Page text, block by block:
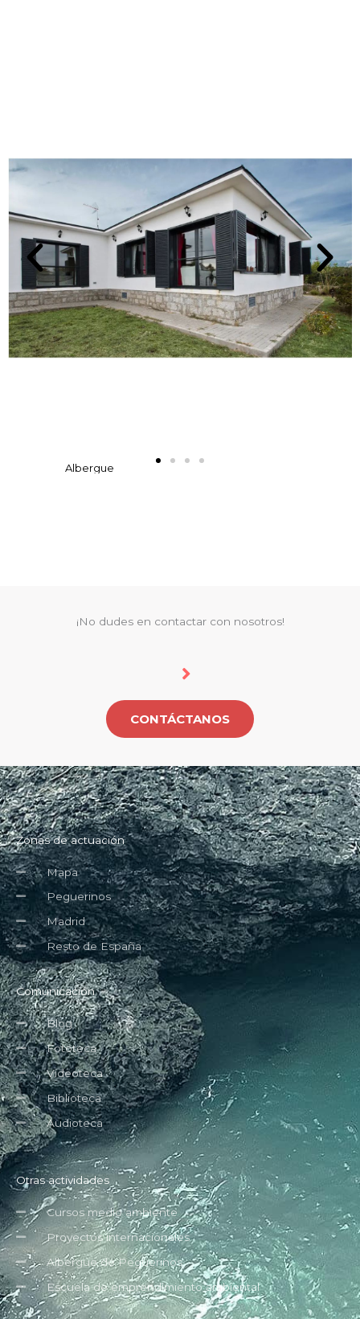
Albergue
desde fuera
¡No dudes en contactar con nosotros!
CONTÁCTANOS
Zonas de actuación
Mapa
Peguerinos
Madrid
Resto de España
Comunicación
Blog
Fototeca
Videoteca
Biblioteca
Audioteca
Otras actividades
Cursos medio ambiente
Proyectos internacionales
Albergue de Peguerinos
Escuela de emprendimiento ambiental